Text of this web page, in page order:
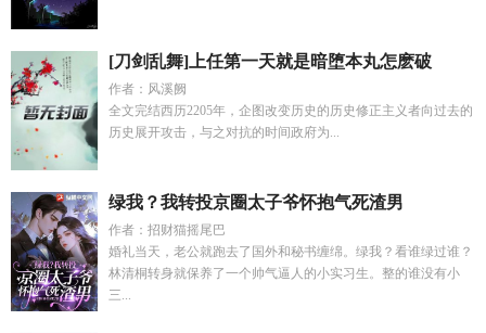
[刀剑乱舞]上任第一天就是暗堕本丸怎麽破
作者：风溪阙
全文完结西历2205年，企图改变历史的历史修正主义者向过去的
历史展开攻击，与之对抗的时间政府为...
绿我？我转投京圈太子爷怀抱气死渣男
作者：招财猫摇尾巴
婚礼当天，老公就跑去了国外和秘书缠绵。绿我？看谁绿过谁？
林清桐转身就保养了一个帅气逼人的小实习生。整的谁没有小
三...